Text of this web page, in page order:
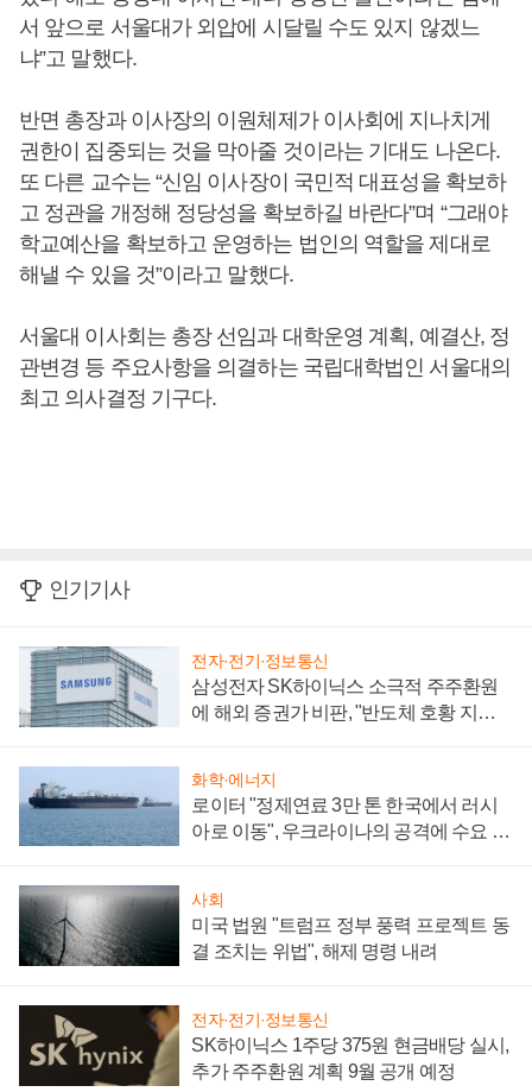
서 앞으로 서울대가 외압에 시달릴 수도 있지 않겠느
냐”고 말했다.
반면 총장과 이사장의 이원체제가 이사회에 지나치게
권한이 집중되는 것을 막아줄 것이라는 기대도 나온다.
또 다른 교수는 “신임 이사장이 국민적 대표성을 확보하
고 정관을 개정해 정당성을 확보하길 바란다”며 “그래야
학교예산을 확보하고 운영하는 법인의 역할을 제대로
해낼 수 있을 것”이라고 말했다.
서울대 이사회는 총장 선임과 대학운영 계획, 예결산, 정
관변경 등 주요사항을 의결하는 국립대학법인 서울대의
최고 의사결정 기구다.
인기기사
전자·전기·정보통신
삼성전자 SK하이닉스 소극적 주주환원
에 해외 증권가 비판, "반도체 호황 지속
화학·에너지
로이터 "정제연료 3만 톤 한국에서 러시
아로 이동", 우크라이나의 공격에 수요 늘
사회
미국 법원 "트럼프 정부 풍력 프로젝트 동
결 조치는 위법", 해제 명령 내려
전자·전기·정보통신
SK하이닉스 1주당 375원 현금배당 실시,
추가 주주환원 계획 9월 공개 예정